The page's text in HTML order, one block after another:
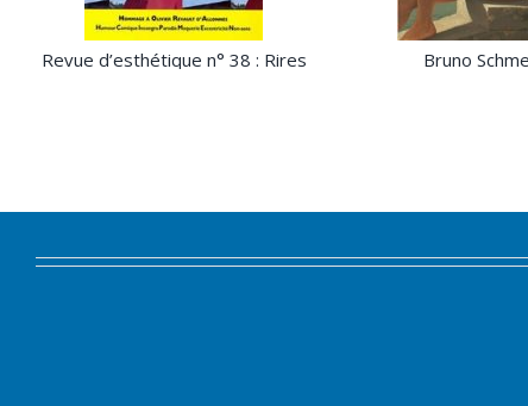
Revue d’esthétique n° 38 : Rires Bruno